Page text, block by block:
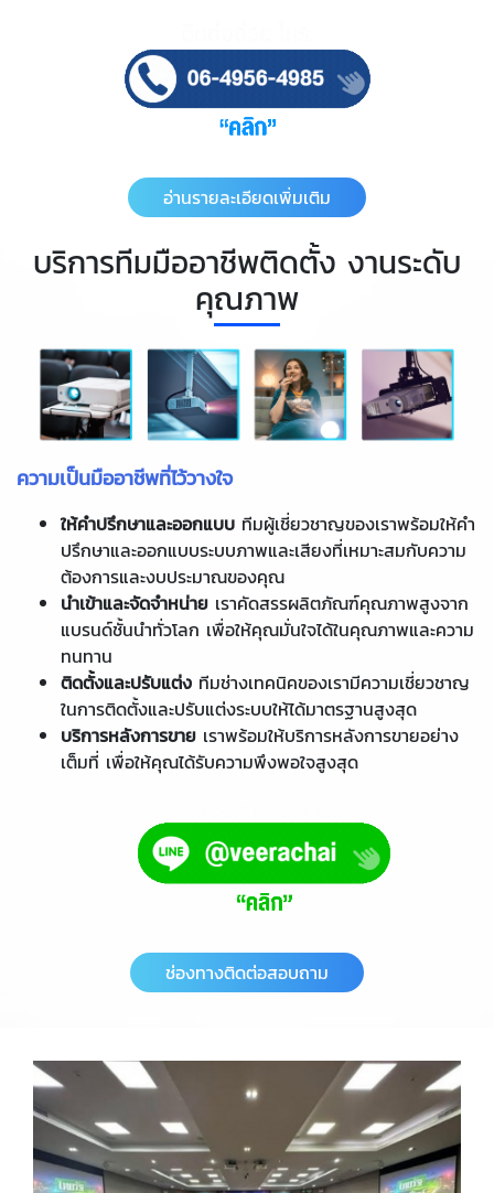
อ่านรายละเอียดเพิ่มเติม
บริการทีมมืออาชีพติดตั้ง งานระดับ
คุณภาพ
ความเป็นมืออาชีพที่ไว้วางใจ
ให้คำปรึกษาและออกแบบ ทีมผู้เชี่ยวชาญของเราพร้อมให้คำ
ปรึกษาและออกแบบระบบภาพและเสียงที่เหมาะสมกับความ
ต้องการและงบประมาณของคุณ
นำเข้าและจัดจำหน่าย เราคัดสรรผลิตภัณฑ์คุณภาพสูงจาก
แบรนด์ชั้นนำทั่วโลก เพื่อให้คุณมั่นใจได้ในคุณภาพและความ
ทนทาน
ติดตั้งและปรับแต่ง ทีมช่างเทคนิคของเรามีความเชี่ยวชาญ
ในการติดตั้งและปรับแต่งระบบให้ได้มาตรฐานสูงสุด
บริการหลังการขาย เราพร้อมให้บริการหลังการขายอย่าง
เต็มที่ เพื่อให้คุณได้รับความพึงพอใจสูงสุด
ช่องทางติดต่อสอบถาม